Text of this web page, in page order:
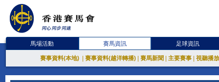
馬場活動 賽馬資訊 足球資訊
賽事資料(本地) 賽事資料(越洋轉播) 賽馬新聞 主要賽事 視聽播